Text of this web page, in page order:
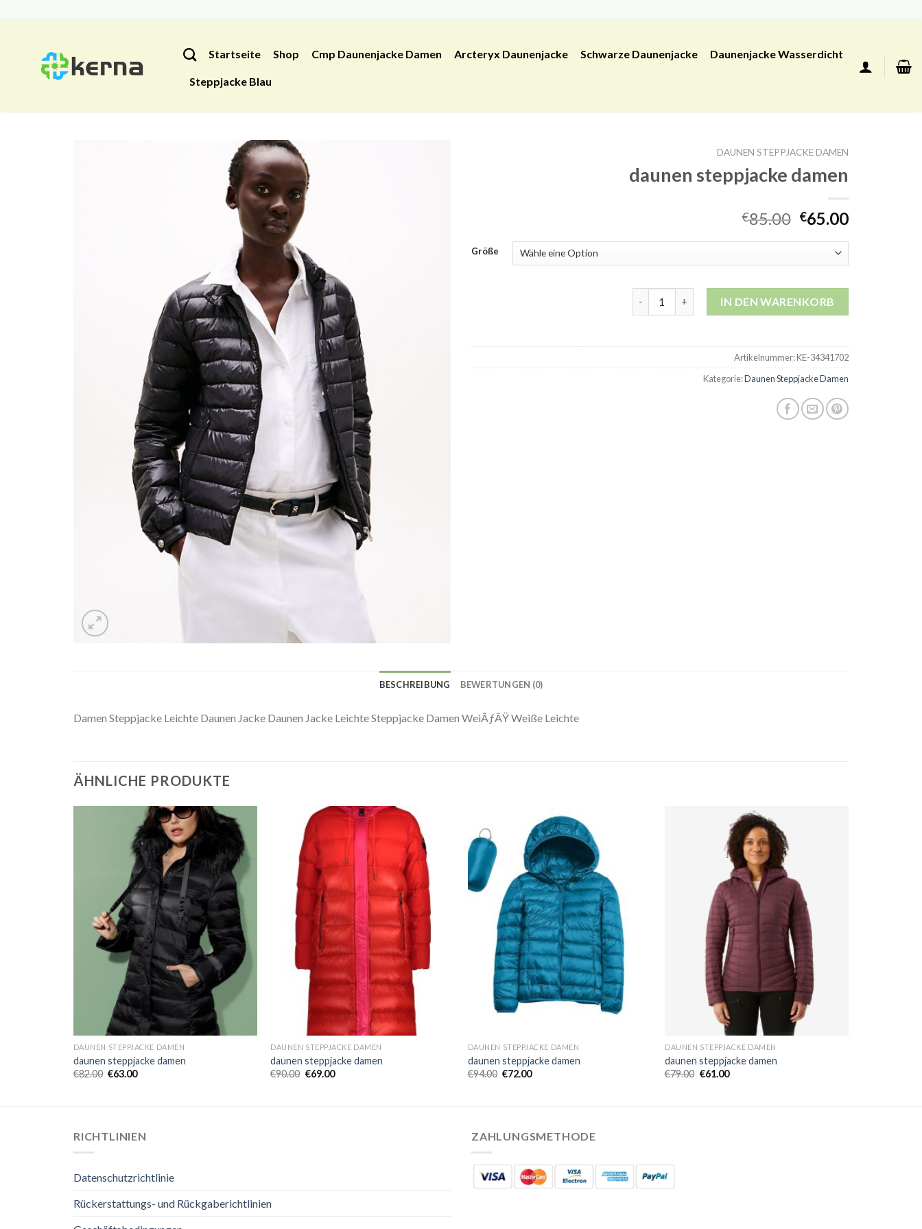
Startseite Shop Cmp Daunenjacke Damen Arcteryx Daunenjacke Schwarze Daunenjacke Daunenjacke Wasserdicht
Steppjacke Blau
DAUNEN STEPPJACKE DAMEN
daunen steppjacke damen
€85.00 €65.00
Größe
IN DEN WARENKORB
Artikelnummer:KE-34341702
Kategorie:Daunen Steppjacke Damen
BESCHREIBUNG BEWERTUNGEN (0)
Damen Steppjacke Leichte Daunen Jacke Daunen Jacke Leichte Steppjacke Damen WeiÃƒÂŸ Weiße Leichte
ÄHNLICHE PRODUKTE
DAUNEN STEPPJACKE DAMEN
daunen steppjacke damen
€82.00 €63.00
DAUNEN STEPPJACKE DAMEN
daunen steppjacke damen
€90.00 €69.00
DAUNEN STEPPJACKE DAMEN
daunen steppjacke damen
€94.00 €72.00
DAUNEN STEPPJACKE DAMEN
daunen steppjacke damen
€79.00 €61.00
RICHTLINIEN
Datenschutzrichtlinie
Rückerstattungs- und Rückgaberichtlinien
ZAHLUNGSMETHODE